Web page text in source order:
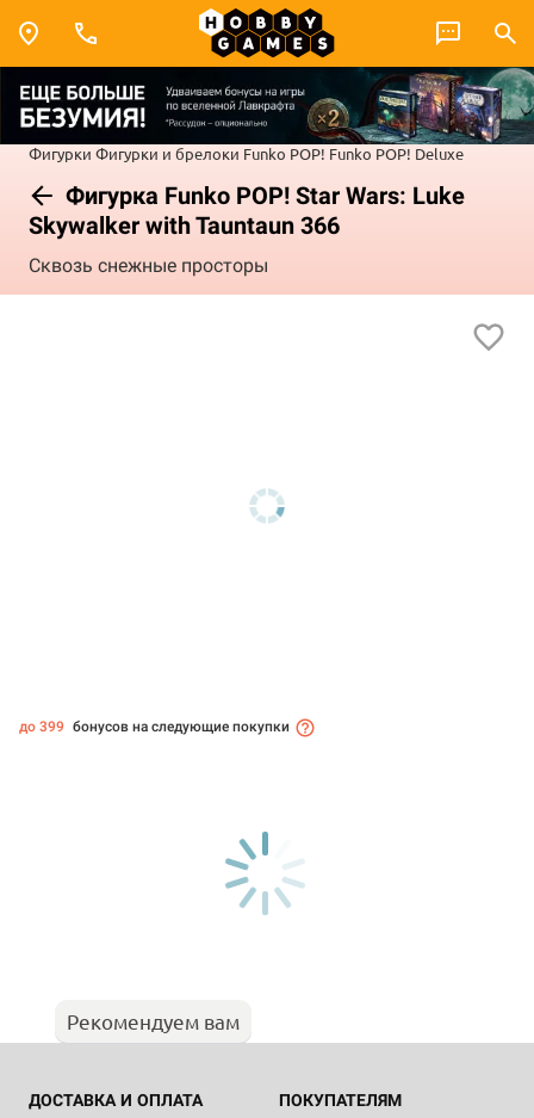
Фигурки Фигурки и брелоки Funko POP! Funko POP! Deluxe
Фигурка Funko POP! Star Wars: Luke
Skywalker with Tauntaun 366
Сквозь снежные просторы
до 399 бонусов на следующие покупки
Рекомендуем вам
ДОСТАВКА И ОПЛАТА ПОКУПАТЕЛЯМ